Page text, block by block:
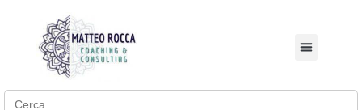
Search for: